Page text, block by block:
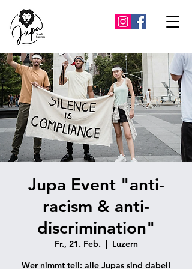
Jupa Event "anti-
racism & anti-
discrimination"
Fr., 21. Feb.
  |
Luzern
Wer nimmt teil: alle Jupas sind dabei!